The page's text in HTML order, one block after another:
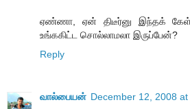
ஏண்ணா, ஏன் திடீர்னு இந்தக்
உங்ககிட்ட சொல்லாமலா இருப்பேன்?
Reply
வால்பையன் December 12, 2008 at